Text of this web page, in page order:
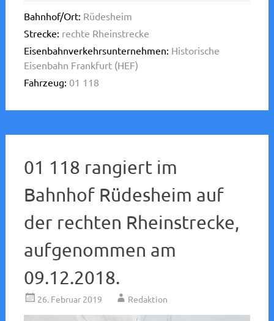
Bahnhof/Ort: Rüdesheim
Strecke: rechte Rheinstrecke
Eisenbahnverkehrsunternehmen: Historische
Eisenbahn Frankfurt (HEF)
Fahrzeug: 01 118
01 118 rangiert im
Bahnhof Rüdesheim auf
der rechten Rheinstrecke,
aufgenommen am
09.12.2018.
26. Februar 2019 Redaktion